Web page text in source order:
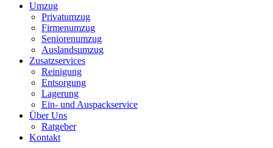
Umzug
Privatumzug
Firmenumzug
Seniorenumzug
Auslandsumzug
Zusatzservices
Reinigung
Entsorgung
Lagerung
Ein- und Auspackservice
Über Uns
Ratgeber
Kontakt